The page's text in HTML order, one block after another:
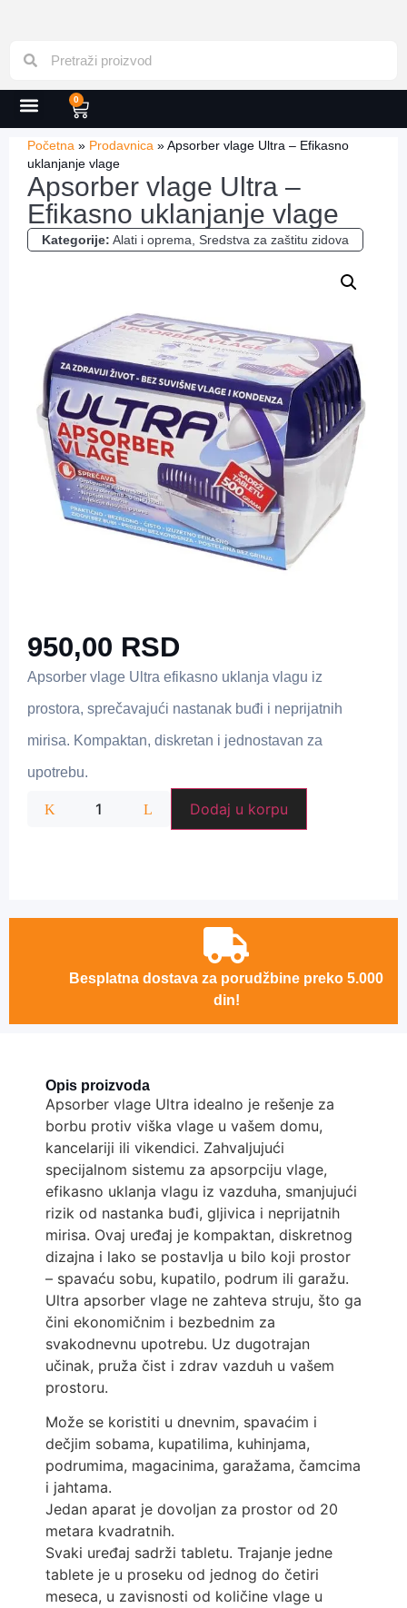
0
Početna » Prodavnica » Apsorber vlage Ultra – Efikasno
uklanjanje vlage
Apsorber vlage Ultra –
Efikasno uklanjanje vlage
Kategorije: Alati i oprema Sredstva za zaštitu zidova
950,00 RSD
Apsorber vlage Ultra efikasno uklanja vlagu iz
prostora, sprečavajući nastanak buđi i neprijatnih
mirisa. Kompaktan, diskretan i jednostavan za
upotrebu.
Dodaj u korpu
Besplatna dostava za porudžbine preko 5.000
din!
Opis proizvoda
Apsorber vlage Ultra idealno je rešenje za
borbu protiv viška vlage u vašem domu,
kancelariji ili vikendici. Zahvaljujući
specijalnom sistemu za apsorpciju vlage,
efikasno uklanja vlagu iz vazduha, smanjujući
rizik od nastanka buđi, gljivica i neprijatnih
mirisa. Ovaj uređaj je kompaktan, diskretnog
dizajna i lako se postavlja u bilo koji prostor
– spavaću sobu, kupatilo, podrum ili garažu.
Ultra apsorber vlage ne zahteva struju, što ga
čini ekonomičnim i bezbednim za
svakodnevnu upotrebu. Uz dugotrajan
učinak, pruža čist i zdrav vazduh u vašem
prostoru.
Može se koristiti u dnevnim, spavaćim i
dečjim sobama, kupatilima, kuhinjama,
podrumima, magacinima, garažama, čamcima
i jahtama.
Jedan aparat je dovoljan za prostor od 20
metara kvadratnih.
Svaki uređaj sadrži tabletu. Trajanje jedne
tablete je u proseku od jednog do četiri
meseca, u zavisnosti od količine vlage u